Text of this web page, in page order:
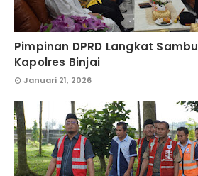
Pimpinan DPRD Langkat
Kapolres Binjai
Januari 21, 2026